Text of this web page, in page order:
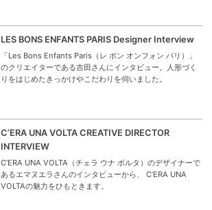
LES BONS ENFANTS PARIS Designer Interview
「Les Bons Enfants Paris（レ ボン オンフォン パリ）」
のクリエイターである吉田さんにインタビュー。人形づく
りをはじめたきっかけやこだわりを伺いました。
C’ERA UNA VOLTA CREATIVE DIRECTOR
INTERVIEW
C’ERA UNA VOLTA（チェラ ウナ ボルタ）のデザイナーで
あるエマヌエラさんのインタビューから、 C’ERA UNA
VOLTAの魅力をひもときます。